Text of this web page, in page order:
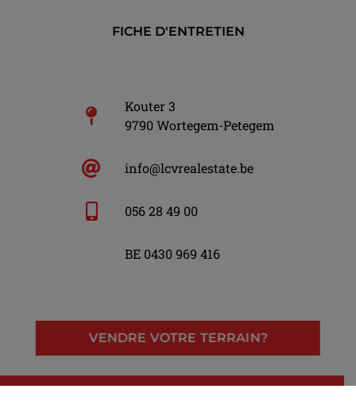
FICHE D'ENTRETIEN
Kouter 3
9790 Wortegem-Petegem
info@lcvrealestate.be
056 28 49 00
BE 0430 969 416
VENDRE VOTRE TERRAIN?